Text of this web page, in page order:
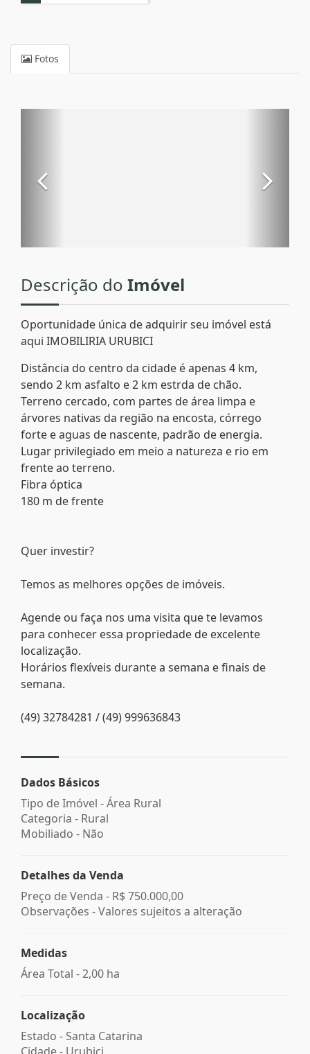
Fotos
Descrição do Imóvel
Oportunidade única de adquirir seu imóvel está
aqui IMOBILIRIA URUBICI
Distância do centro da cidade é apenas 4 km,
sendo 2 km asfalto e 2 km estrda de chão.
Terreno cercado, com partes de área limpa e
árvores nativas da região na encosta, córrego
forte e aguas de nascente, padrão de energia.
Lugar privilegiado em meio a natureza e rio em
frente ao terreno.
Fibra óptica
180 m de frente
Quer investir?
Temos as melhores opções de imóveis.
Agende ou faça nos uma visita que te levamos
para conhecer essa propriedade de excelente
localização.
Horários flexíveis durante a semana e finais de
semana.
(49) 32784281 / (49) 999636843
Dados Básicos
Tipo de Imóvel - Área Rural
Categoria - Rural
Mobiliado - Não
Detalhes da Venda
Preço de Venda - R$ 750.000,00
Observações - Valores sujeitos a alteração
Medidas
Área Total - 2,00 ha
Localização
Estado - Santa Catarina